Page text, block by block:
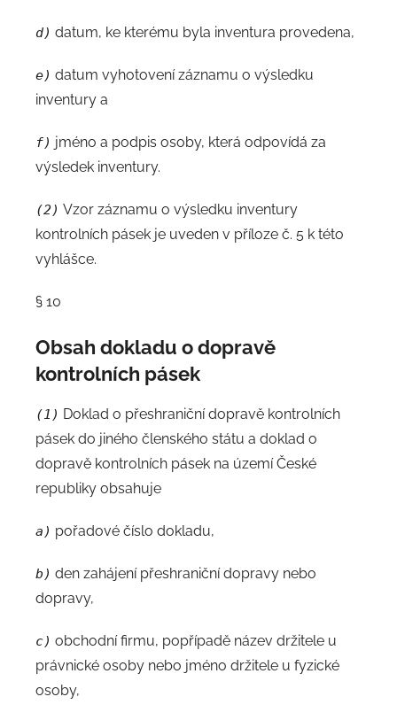
d) datum, ke kterému byla inventura provedena,
e) datum vyhotovení záznamu o výsledku
inventury a
f) jméno a podpis osoby, která odpovídá za
výsledek inventury.
(2) Vzor záznamu o výsledku inventury
kontrolních pásek je uveden v příloze č. 5 k této
vyhlášce.
§ 10
Obsah dokladu o dopravě
kontrolních pásek
(1) Doklad o přeshraniční dopravě kontrolních
pásek do jiného členského státu a doklad o
dopravě kontrolních pásek na území České
republiky obsahuje
a) pořadové číslo dokladu,
b) den zahájení přeshraniční dopravy nebo
dopravy,
c) obchodní firmu, popřípadě název držitele u
právnické osoby nebo jméno držitele u fyzické
osoby,